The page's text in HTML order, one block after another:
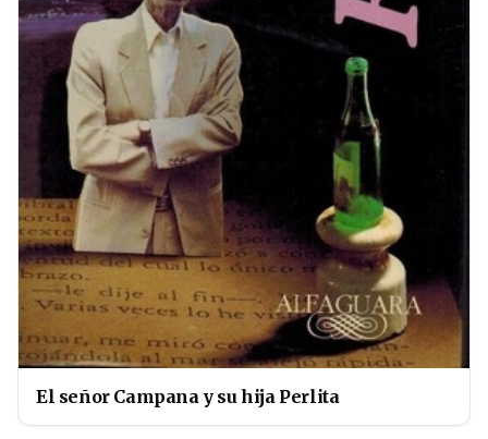
El señor Campana y su hija Perlita